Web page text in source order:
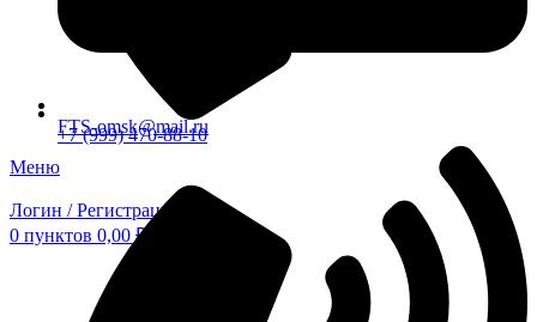
FTS-omsk@mail.ru
Меню
Логин / Регистрация
0 пунктов 0,00₽
+7 (999) 470-88-10